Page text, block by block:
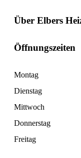
Über Elbers
Öffnungszeiten
Montag
Dienstag
Mittwoch
Donnerstag
Freitag